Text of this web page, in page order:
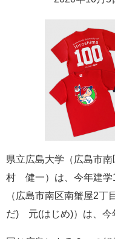
県立広島大学（広島市
村 健一）は、今年建学
（広島市南区南蟹屋2
だ) 元(はじめ)）は、今